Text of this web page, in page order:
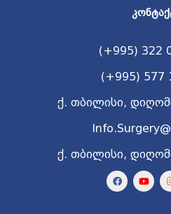
(+995) 322
(+995) 577
ქ. თბილისი,
ქ. თბილისი,